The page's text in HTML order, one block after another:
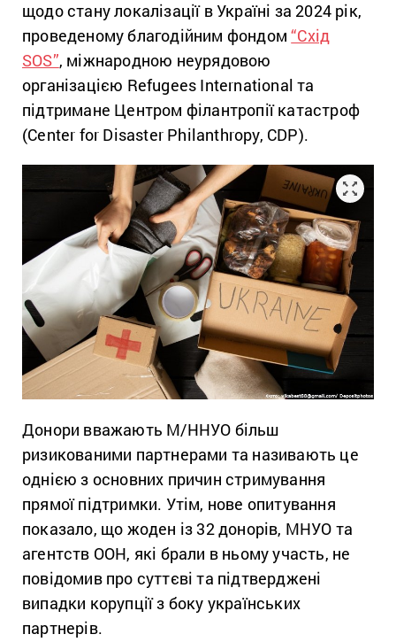
щодо стану локалізації в Україні за 2024 рік,
проведеному благодійним фондом“Схід
SOS”, міжнародною неурядовою
організацією Refugees International та
підтримане Центром філантропії катастроф
(Center for Disaster Philanthropy, CDP).
Донори вважають М/ННУО більш
ризикованими партнерами та називають це
однією з основних причин стримування
прямої підтримки. Утім, нове опитування
показало, що жоден із 32 донорів, МНУО та
агентств ООН, які брали в ньому участь, не
повідомив про суттєві та підтверджені
випадки корупції з боку українських
партнерів.